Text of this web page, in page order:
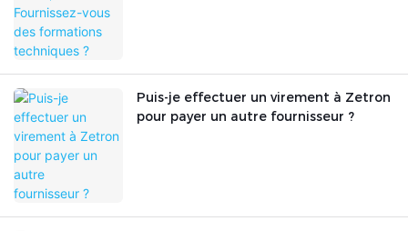
Puis-je effectuer un virement à Zetron
pour payer un autre fournisseur ?